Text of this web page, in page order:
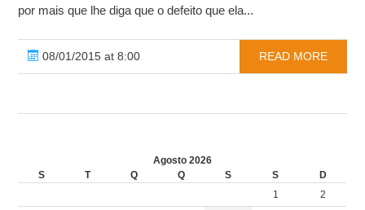
por mais que lhe diga que o defeito que ela...
08/01/2015 at 8:00 READ MORE
Agosto 2026
S
T Q Q S S
D
1
2